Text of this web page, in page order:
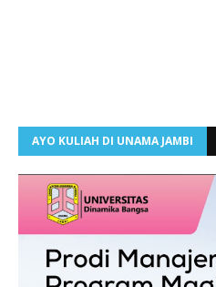
AYO KULIAH DI UNAMA JAMBI